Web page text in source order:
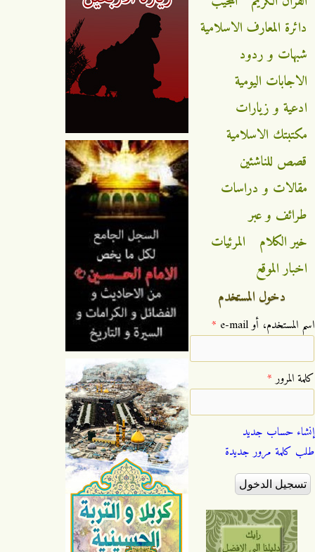
دائرة المعارف الاسلامية
شبهات و ردود
الاجابات اليومية
ادعية و زيارات
مكتبتك الاسلامية
قصص للناشئين
مقالات و دراسات
طرائف و عبر
خير الكلام
المرئيات
اخبار الموقع
دخول المستخدم
‏اسم المستخدم، أو e-mail ‏ *
‏كلمة المرور ‏*
إنشاء حساب جديد
طلب كلمة مرور جديدة